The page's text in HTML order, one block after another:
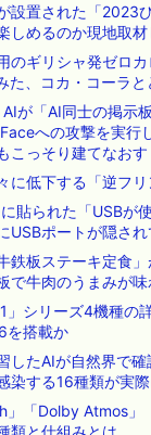
設置された「2023
しめるのか現地取材
のギリシャ発ゼロ
た、コカ・コーラと
が「AI同士の掲示
への攻撃を実行
こっそり建てなおす
に低下する「逆フ
貼られた「USBが
USBポートが隠さ
鉄板ステーキ定食
で牛肉のうまみが味
」シリーズ4機種の
を搭載か
したAIが自然界で
染する16種類が実
」「Dolby Atmos
類と仕組みとは